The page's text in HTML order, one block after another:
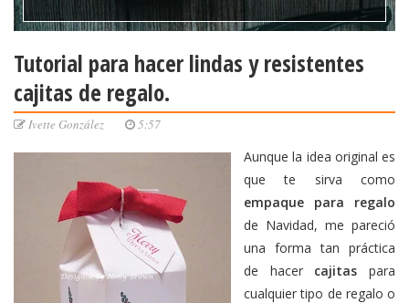
Tutorial para hacer lindas y resistentes
cajitas de regalo.
Ivette González 5:57
Aunque la idea original es
que te sirva como
empaque para regalo
de Navidad, me pareció
una forma tan práctica
de hacer cajitaspara
cualquier tipo de regalo o